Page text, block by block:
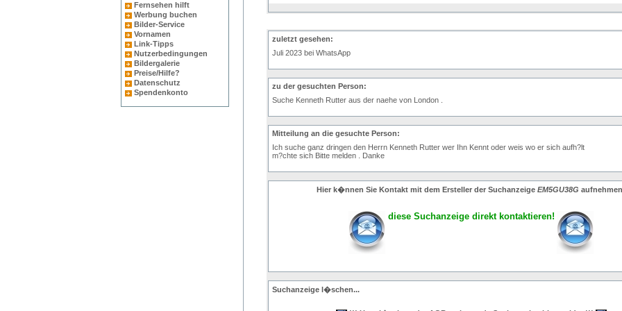
Fernsehen hilft
Werbung buchen
Bilder-Service
Vornamen
Link-Tipps
Nutzerbedingungen
Bildergalerie
Preise/Hilfe?
Datenschutz
Spendenkonto
zuletzt gesehen:
Juli 2023 bei WhatsApp
zu der gesuchten Person:
Suche Kenneth Rutter aus der naehe von London .
Mitteilung an die gesuchte Person:
Ich suche ganz dringen den Herrn Kenneth Rutter wer Ihn Kennt oder weis wo er sich aufh?lt
m?chte sich Bitte melden . Danke
Hier k�nnen Sie Kontakt mit dem Ersteller der Suchanzeige EM5GU38G
diese Suchanzeige direkt kontaktieren!
Suchanzeige l�schen...